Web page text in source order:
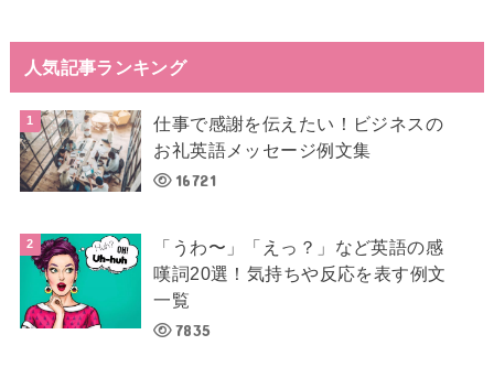
人気記事ランキング
仕事で感謝を伝えたい！ビジネスの
お礼英語メッセージ例文集
16721
「うわ〜」「えっ？」など英語の感
嘆詞20選！気持ちや反応を表す例文
一覧
7835